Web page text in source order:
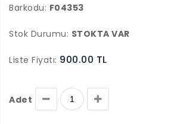
Barkodu: F04353
Stok Durumu: STOKTA VAR
Liste Fiyatı: 900.00 TL
Adet